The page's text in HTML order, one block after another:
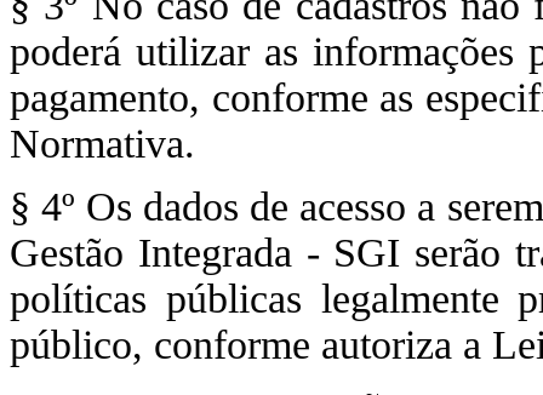
poderá utilizar as informações
pagamento, conforme as
Normativa.
§ 4º Os dados de acesso a
Gestão Integrada - SGI serão
políticas públicas legalmente
público, conforme autoriza a